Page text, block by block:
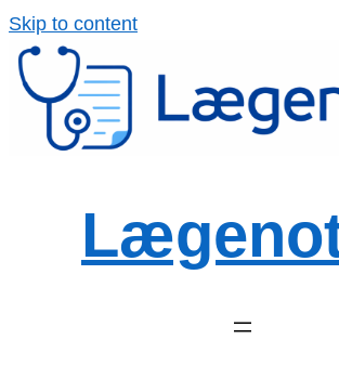
Skip to contentSpring
indhold